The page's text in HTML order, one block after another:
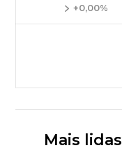
+0,00%
Mais lidas